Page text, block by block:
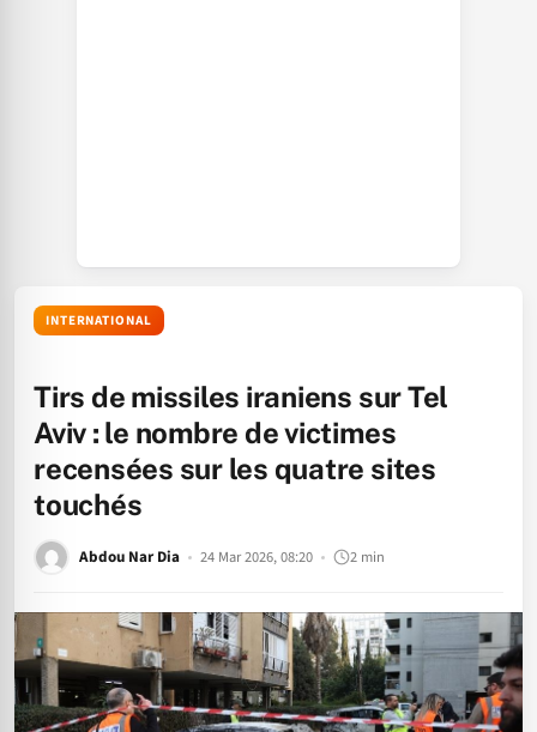
INTERNATIONAL
Tirs de missiles iraniens sur Tel
Aviv : le nombre de victimes
recensées sur les quatre sites
touchés
Abdou Nar Dia 24 Mar 2026, 08:20 2 min